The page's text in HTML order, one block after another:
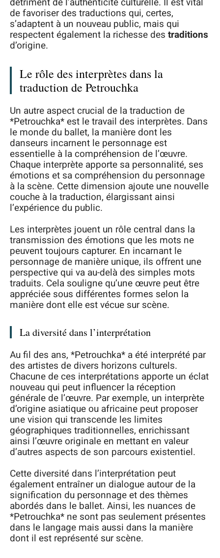
de favoriser des traductions qui, certes,
s’adaptent à un nouveau public, mais qui
respectent également la richesse des traditions
d’origine.
Le rôle des interprètes dans la
traduction de Petrouchka
Un autre aspect crucial de la traduction de
*Petrouchka* est le travail des interprètes. Dans
le monde du ballet, la manière dont les
danseurs incarnent le personnage est
essentielle à la compréhension de l’œuvre.
Chaque interprète apporte sa personnalité, ses
émotions et sa compréhension du personnage
à la scène. Cette dimension ajoute une nouvelle
couche à la traduction, élargissant ainsi
l’expérience du public.
Les interprètes jouent un rôle central dans la
transmission des émotions que les mots ne
peuvent toujours capturer. En incarnant le
personnage de manière unique, ils offrent une
perspective qui va au-delà des simples mots
traduits. Cela souligne qu’une œuvre peut être
appréciée sous différentes formes selon la
manière dont elle est vécue sur scène.
La diversité dans l’interprétation
Au fil des ans, *Petrouchka* a été interprété par
des artistes de divers horizons culturels.
Chacune de ces interprétations apporte un éclat
nouveau qui peut influencer la réception
générale de l’œuvre. Par exemple, un interprète
d’origine asiatique ou africaine peut proposer
une vision qui transcende les limites
géographiques traditionnelles, enrichissant
ainsi l’œuvre originale en mettant en valeur
d’autres aspects de son parcours existentiel.
Cette diversité dans l’interprétation peut
également entraîner un dialogue autour de la
signification du personnage et des thèmes
abordés dans le ballet. Ainsi, les nuances de
*Petrouchka* ne sont pas seulement présentes
dans le langage mais aussi dans la manière
dont il est représenté sur scène.